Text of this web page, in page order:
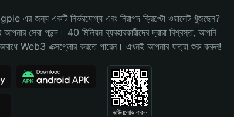
এর জন্য একটি নির্ভরযোগ্য এবং নিরাপদ ক্রিপ্টো ওয়ালেট খুঁজছেন?
সেরা পছন্দ। 40 মিলিয়ন ব্যবহারকারীদের দ্বারা বিশ্বস্ত, আপনি
Web3 এক্সপ্লোর করতে পারেন। এখনই আপনার যাত্রা শুরু করুন!
ডাউনলোড করুন